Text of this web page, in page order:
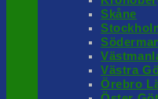
Skåne
Västra
Örebro